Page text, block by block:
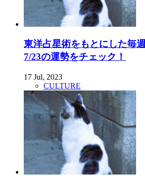
東洋占星術をもとにした毎
7/23の運勢をチェック！
17 Jul, 2023
CULTURE